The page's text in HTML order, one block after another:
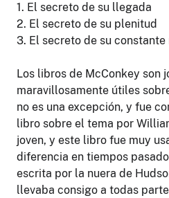
1. El secreto de su llegada
2. El secreto de su plenitud
3. El secreto de su
Los libros de McConkey son
maravillosamente útiles
no es una excepción, y fue
libro sobre el tema por
joven, y este libro fue muy
diferencia en tiempos
escrita por la nuera de
llevaba consigo a todas